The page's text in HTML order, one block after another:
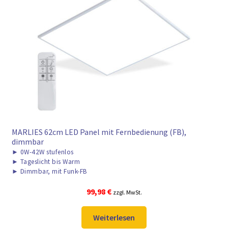
MARLIES 62cm LED Panel mit Fernbedienung (FB),
dimmbar
► 0W-42W stufenlos
► Tageslicht bis Warm
► Dimmbar, mit Funk-FB
99,98 € zzgl. MwSt.
Weiterlesen